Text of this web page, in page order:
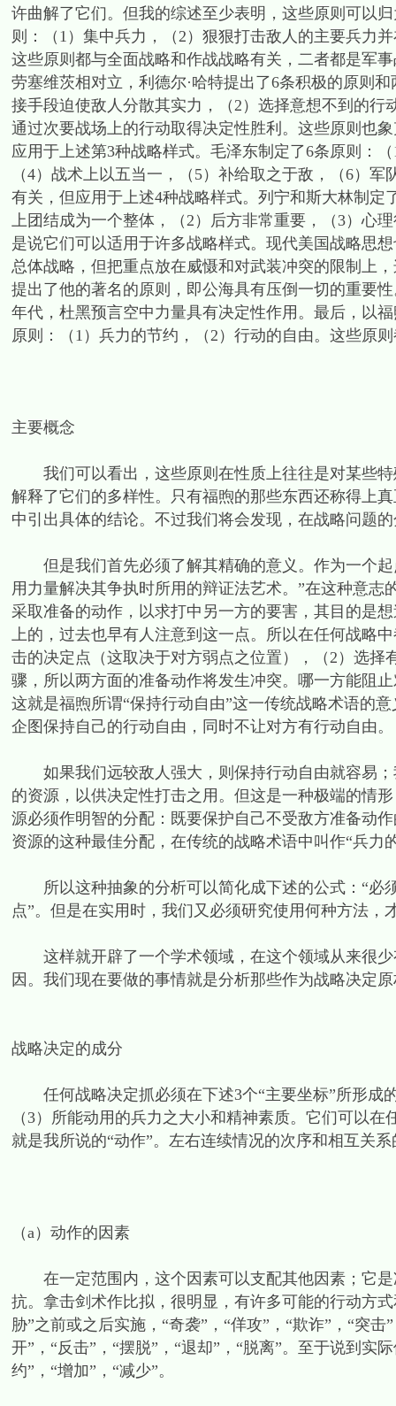
许曲解了它们。但我的综述至少表明，这些原则可以
则：（1）集中兵力，（2）狠狠打击敌人的主要兵力
这些原则都与全面战略和作战战略有关，二者都是军
劳塞维茨相对立，利德尔·哈特提出了6条积极的原则
接手段迫使敌人分散其实力，（2）选择意想不到的
通过次要战场上的行动取得决定性胜利。这些原则也
应用于上述第3种战略样式。毛泽东制定了6条原则：
（4）战术上以五当一，（5）补给取之于敌，（6）
有关，但应用于上述4种战略样式。列宁和斯大林制
上团结成为一个整体，（2）后方非常重要，（3）心
是说它们可以适用于许多战略样式。现代美国战略思
总体战略，但把重点放在威慑和对武装冲突的限制上
提出了他的著名的原则，即公海具有压倒一切的重要
年代，杜黑预言空中力量具有决定性作用。最后，以
原则：（1）兵力的节约，（2）行动的自由。这些原
主要概念
我们可以看出，这些原则在性质上往往是对某些特
解释了它们的多样性。只有福煦的那些东西还称得上
中引出具体的结论。不过我们将会发现，在战略问题
但是我们首先必须了解其精确的意义。作为一个起
用力量解决其争执时所用的辩证法艺术。”在这种意
采取准备的动作，以求打中另一方的要害，其目的是
上的，过去也早有人注意到这一点。所以在任何战略
击的决定点（这取决于对方弱点之位置），（2）选
骤，所以两方面的准备动作将发生冲突。哪一方能阻
这就是福煦所谓“保持行动自由”这一传统战略术语的
企图保持自己的行动自由，同时不让对方有行动自由。
如果我们远较敌人强大，则保持行动自由就容易；
的资源，以供决定性打击之用。但这是一种极端的情
源必须作明智的分配：既要保护自己不受敌方准备动
资源的这种最佳分配，在传统的战略术语中叫作“兵力
所以这种抽象的分析可以简化成下述的公式：“必
点”。但是在实用时，我们又必须研究使用何种方法，
这样就开辟了一个学术领域，在这个领域从来很少
因。我们现在要做的事情就是分析那些作为战略决定
战略决定的成分
任何战略决定抓必须在下述3个“主要坐标”所形成
（3）所能动用的兵力之大小和精神素质。它们可以
就是我所说的“动作”。左右连续情况的次序和相互关
（a）动作的因素
在一定范围内，这个因素可以支配其他因素；它是
抗。拿击剑术作比拟，很明显，有许多可能的行动方
胁”之前或之后实施，“奇袭”，“佯攻”，“欺诈”，“突
开”，“反击”，“摆脱”，“退却”，“脱离”。至于说到实
约”，“增加”，“减少”。